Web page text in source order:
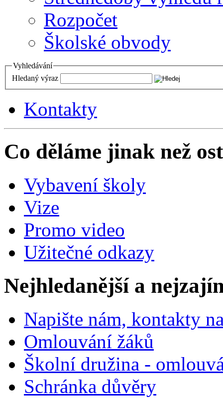
Rozpočet
Školské obvody
Vyhledávání
Hledaný výraz
Kontakty
Co děláme jinak než
Vybavení školy
Vize
Promo video
Užitečné odkazy
Nejhledanější a
Napište nám, kontakty
Omlouvání žáků
Školní družina -
Schránka důvěry